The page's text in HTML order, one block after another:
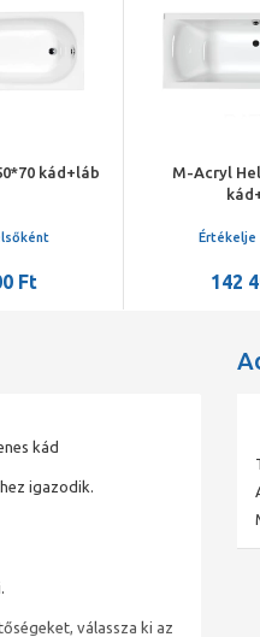
kád+láb
Ft
M-Acryl
Értékelje
142
kád
igazodik.
válassza ki az